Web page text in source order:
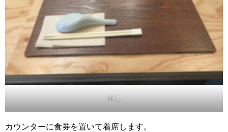
卓上
カウンターに食券を置いて着席します。